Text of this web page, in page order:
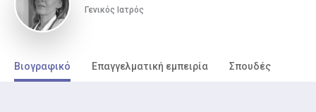
Γενικός Ιατρός
Βιογραφικό Επαγγελματική εμπειρία Σπουδές